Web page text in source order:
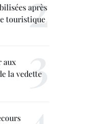
après
touristique
aux
la vedette